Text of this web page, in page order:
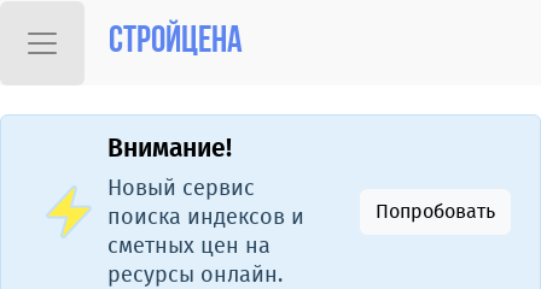
Стройцена
Внимание!
Новый сервис
поиска индексов и
сметных цен на
ресурсы онлайн.
Попробовать